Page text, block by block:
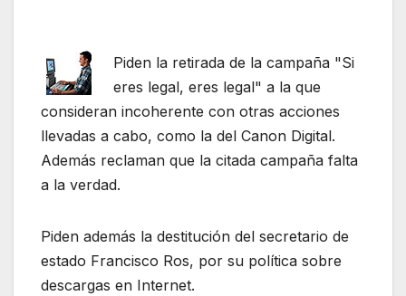
Piden la retirada de la campaña "Si
eres legal, eres legal" a la que
consideran incoherente con otras acciones
llevadas a cabo, como la del Canon Digital.
Además reclaman que la citada campaña falta
a la verdad.
Piden además la destitución del secretario de
estado Francisco Ros, por su política sobre
descargas en Internet.